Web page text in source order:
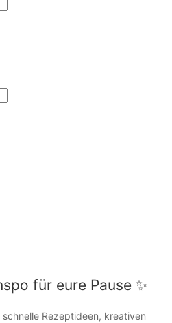
für eure Pause ✨
Rezeptideen, kreativen